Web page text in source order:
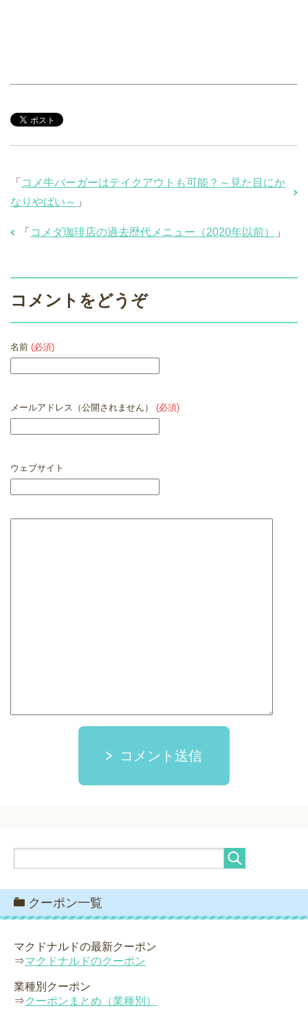
「 コメ牛バーガーはテイクアウトも可能？～見た目にか
なりやばい～ 」
「 コメダ珈琲店の過去歴代メニュー（2020年以前） 」
コメントをどうぞ
名前 (必須)
メールアドレス（公開されません） (必須)
ウェブサイト
コメント送信
クーポン一覧
マクドナルドの最新クーポン
⇒マクドナルドのクーポン
業種別クーポン
⇒クーポンまとめ（業種別）